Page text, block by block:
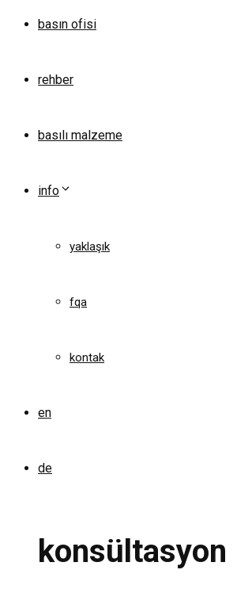
basın ofisi
rehber
basılı malzeme
info
yaklaşık
fqa
kontak
en
de
konsültasyon